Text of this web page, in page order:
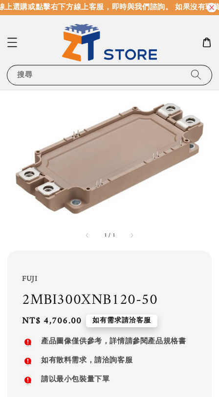
選購或點擊右下方線上客服，即時與我們諮詢。 如果沒有現
搜尋
1 / 1
FUJI
2MBI300XNB120-50
Regular
price
NT$ 4,706.00 如有需求請洽客服
產品圖像僅供參考，詳情請參閱產品規格書
如有散料需求，請洽詢客服
請以最小包裝量下單